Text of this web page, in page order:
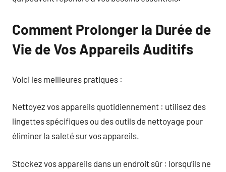
Comment Prolonger la Durée de
Vie de Vos Appareils Auditifs
Voici les meilleures pratiques :
Nettoyez vos appareils quotidiennement : utilisez des
lingettes spécifiques ou des outils de nettoyage pour
éliminer la saleté sur vos appareils.
Stockez vos appareils dans un endroit sûr : lorsqu’ils ne